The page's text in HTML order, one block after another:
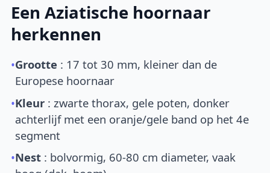
Een Aziatische hoornaar
herkennen
•Grootte : 17 tot 30 mm, kleiner dan de
Europese hoornaar
•Kleur : zwarte thorax, gele poten, donker
achterlijf met een oranje/gele band op het 4e
segment
•Nest : bolvormig, 60-80 cm diameter, vaak